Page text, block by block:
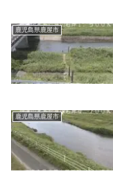
鹿児島県鹿屋市
鹿児島県鹿屋市